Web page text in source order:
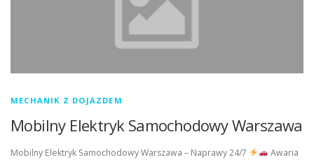
MECHANIK Z DOJAZDEM
Mobilny Elektryk Samochodowy Warszawa
Mobilny Elektryk Samochodowy Warszawa – Naprawy 24/7
Awaria